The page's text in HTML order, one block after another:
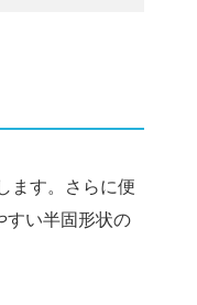
ます。さらに便
すい半固形状の